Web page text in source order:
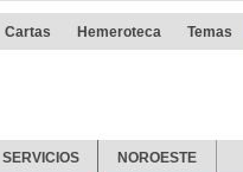
Cartas Hemeroteca Temas
SERVICIOS NOROESTE